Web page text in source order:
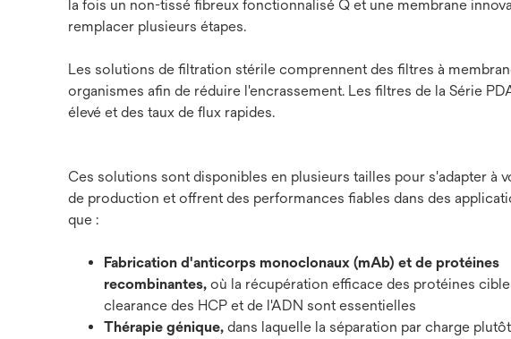
la fois un non-tissé fibreux fonctionnalisé Q et une membrane
remplacer plusieurs étapes.
Les solutions de filtration stérile comprennent des filtres à
organismes afin de réduire l'encrassement. Les filtres de la Série
élevé et des taux de flux rapides.
Ces solutions sont disponibles en plusieurs tailles pour s'adapter à
de production et offrent des performances fiables dans des
que :
Fabrication d'anticorps monoclonaux (mAb) et de protéines
recombinantes, où la récupération efficace des protéines
clearance des HCP et de l'ADN sont essentielles
Thérapie génique, dans laquelle la séparation par charge